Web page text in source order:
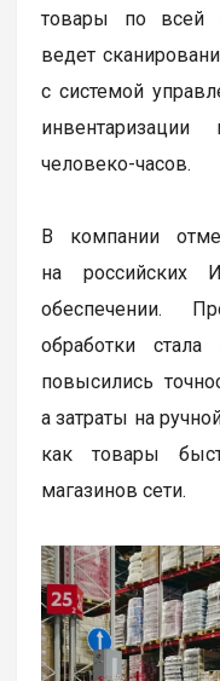
товары по всей
ведет
с системой
человеко-часов.
В компании
на российских
обеспечении.
обработки
повысились
а затраты на
как товары
магазинов сети.